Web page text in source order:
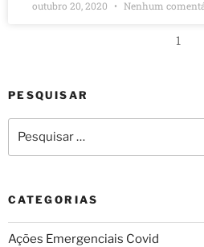
outubro 20, 2020 Nenhum
1
PESQUISAR
CATEGORIAS
Ações Emergenciais Covid